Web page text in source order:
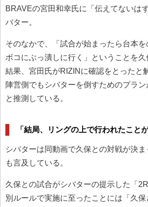
BRAVEの宮田和幸氏に「伝えてないは
バター。
そのなかで、「試合が始まったら台本を
ボコにぶっ潰しに行く」ということを
結果、宮田氏がRIZINに確認をとったと
陣営側でもシバターを倒すためのプラ
と推測している。
「結局、リングの上で行われたこと
シバターは同動画で久保との対戦が決
も言及している。
久保との試合がシバターの提示した「
別ルールで実施に至ったことには「久